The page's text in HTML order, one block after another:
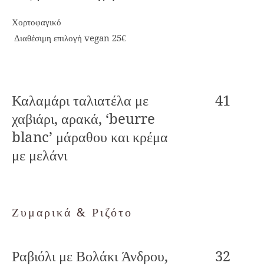
Χορτοφαγικό
Διαθέσιμη επιλογή vegan 25€
Καλαμάρι ταλιατέλα με
χαβιάρι, αρακά, ‘beurre
blanc’ μάραθου και κρέμα
με μελάνι
41
Ζυμαρικά & Ριζότο
Ραβιόλι με Βολάκι Άνδρου,
32